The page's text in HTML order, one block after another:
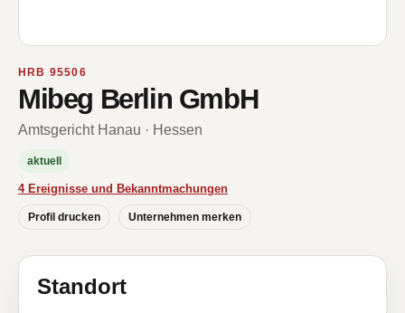
HRB 95506
Mibeg Berlin GmbH
Amtsgericht Hanau · Hessen
aktuell
4 Ereignisse und Bekanntmachungen
Profil drucken Unternehmen merken
Standort